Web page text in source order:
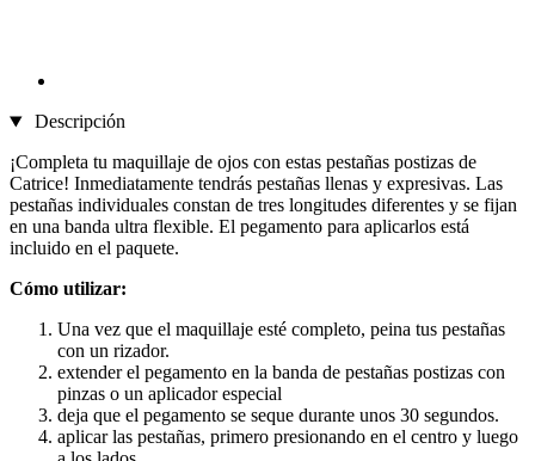
Descripción
¡Completa tu maquillaje de ojos con estas pestañas postizas de
Catrice! Inmediatamente tendrás pestañas llenas y expresivas. Las
pestañas individuales constan de tres longitudes diferentes y se fijan
en una banda ultra flexible. El pegamento para aplicarlos está
incluido en el paquete.
Cómo utilizar:
Una vez que el maquillaje esté completo, peina tus pestañas
con un rizador.
extender el pegamento en la banda de pestañas postizas con
pinzas o un aplicador especial
deja que el pegamento se seque durante unos 30 segundos.
aplicar las pestañas, primero presionando en el centro y luego